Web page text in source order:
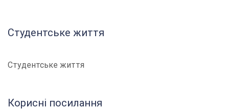
Студентське життя
Студентське життя
Корисні посилання